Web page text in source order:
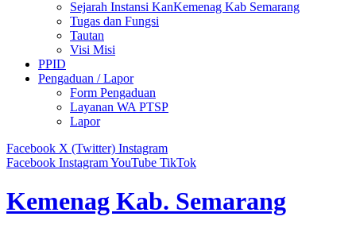
Sejarah Instansi KanKemenag Kab Semarang
Tugas dan Fungsi
Tautan
Visi Misi
PPID
Pengaduan / Lapor
Form Pengaduan
Layanan WA PTSP
Lapor
Facebook X (Twitter) Instagram
Facebook InstagramYouTube TikTok
Kemenag Kab. Semarang